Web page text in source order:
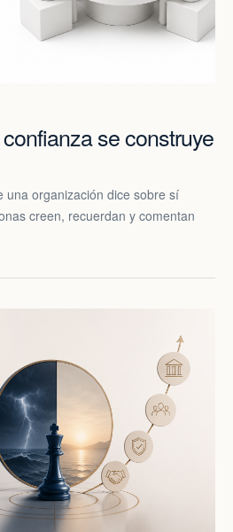
se construye
una organización dice sobre sí
creen, recuerdan y comentan